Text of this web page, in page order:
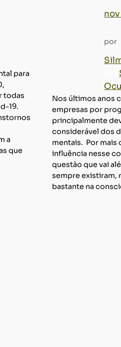
para
todas
19.
a
que
nov
por
Nos últimos anos
empresas por
principalmente
considerável dos
mentais. Por mais
influência nesse
questão que vai
sempre existiram,
bastante na